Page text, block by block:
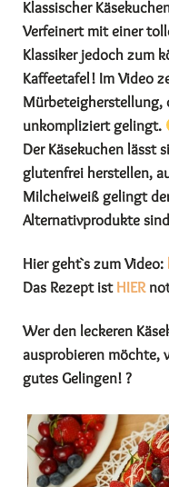
Klassischer
Verfeinert mit einer
Klassiker jedoch zum
Kaffeetafel! Im Video
Mürbeteigherstellung,
unkompliziert gelingt.
Der Käsekuchen lässt
glutenfrei herstellen,
Milcheiweiß gelingt
Alternativprodukte
Hier geht`s zum Video:
Das Rezept ist HIER
Wer den leckeren
ausprobieren möchte,
gutes Gelingen! ?